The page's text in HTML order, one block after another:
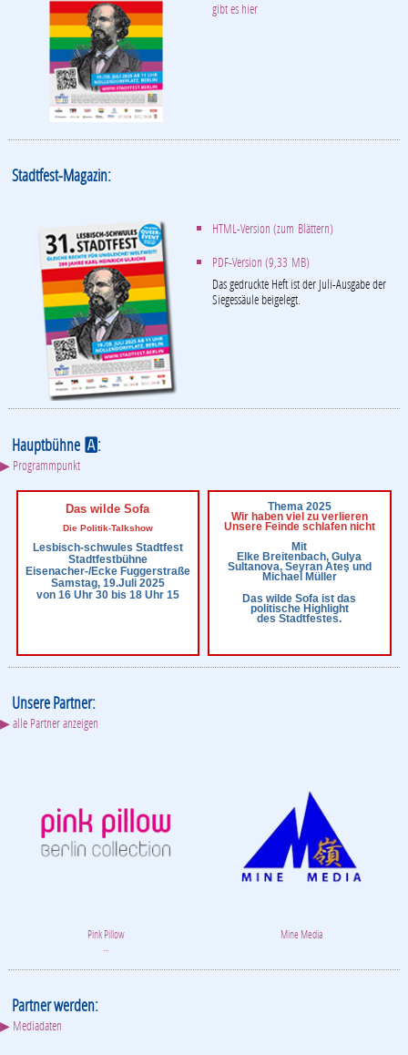
gibt es hier
Stadtfest-Magazin:
HTML-Version (zum Blättern)
PDF-Version (9,33 MB)
Das gedruckte Heft ist der Juli-Ausgabe der
Siegessäule beigelegt.
HauptbühneA:
▶ Programmpunkt
Das wilde Sofa
Die Politik-Talkshow
Lesbisch-schwules Stadtfest
Stadtfestbühne
Eisenacher-/Ecke Fuggerstraße
Samstag, 19.Juli 2025
von 16 Uhr 30 bis 18 Uhr 15
Thema 2025
Wir haben viel zu verlieren
Unsere Feinde schlafen nicht
Mit
Elke Breitenbach, Gulya
Sultanova, Seyran Ateş und
Michael Müller
Das wilde Sofa ist das
politische Highlight
des Stadtfestes.
Unsere Partner:
▶ alle Partner anzeigen
Pink Pillow
...
Mine Media
Partner werden:
▶ Mediadaten